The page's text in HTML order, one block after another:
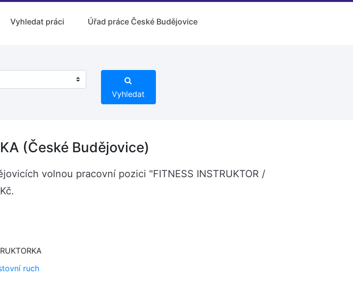
Vyhledat práci Úřad práce České Budějovice
Vyhledat
(České Budějovice)
volnou pracovní pozici "FITNESS INSTRUKTOR /
ruch